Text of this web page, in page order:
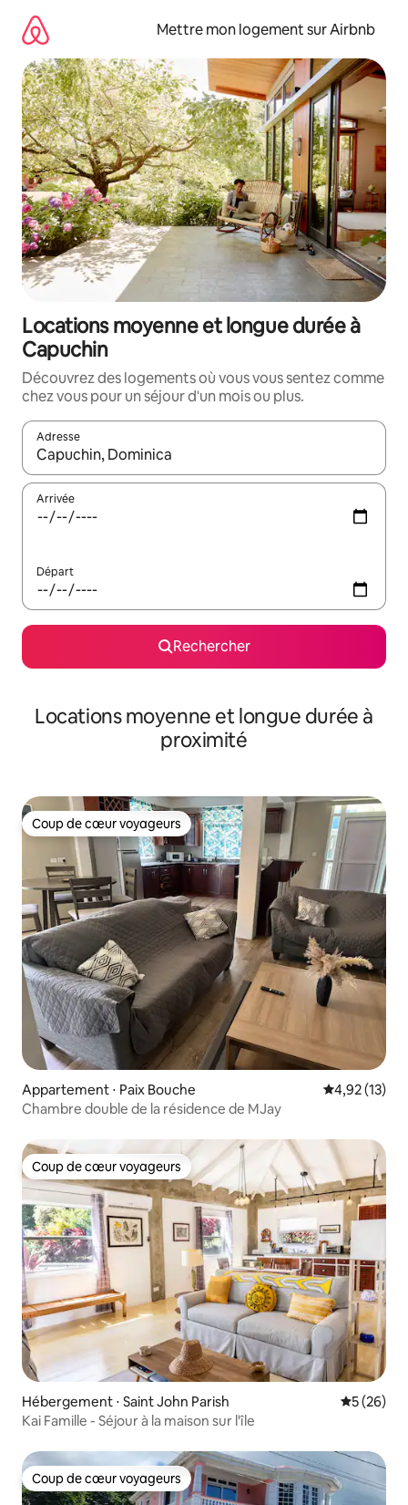
directement
contenu
Mettre mon logement sur Airbnb
Locations moyenne et longue durée à
Capuchin
Découvrez des logements où vous vous sentez comme
chez vous pour un séjour d'un mois ou plus.
Adresse
Lorsque les résultats s'affichent, utilisez les flèches vers le
Arrivée
Départ
Rechercher
Locations moyenne et longue durée à
proximité
Coup de cœur voyageurs
Coup de cœur voyageurs
Appartement ⋅ Paix Bouche Évaluation
4,92 (13)
Chambre double de la résidence de MJay
Coup de cœur voyageurs
Coup de cœur voyageurs
Hébergement ⋅ Saint John Parish
5 (26)
Kai Famille - Séjour à la maison sur l'île
Coup de cœur voyageurs
Coup de cœur voyageurs